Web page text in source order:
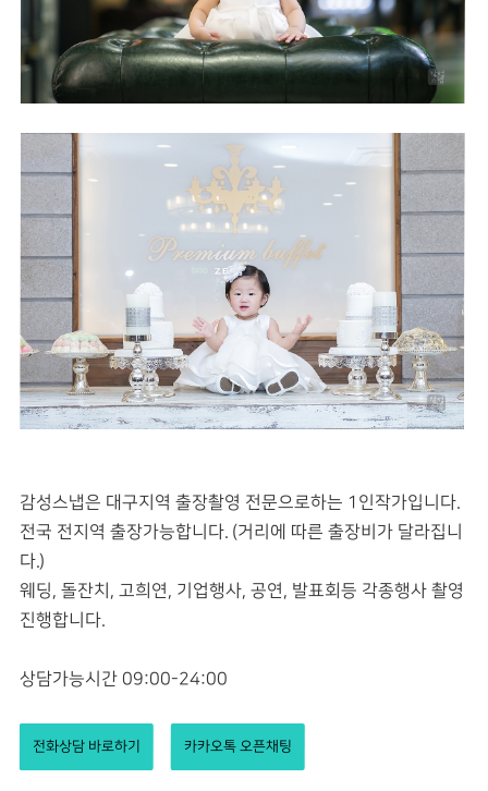
감성스냅은 대구지역 출장촬영 전문으로하는 1인작가입니다.
전국 전지역 출장가능합니다. (거리에 따른 출장비가 달라집니
다.)
웨딩, 돌잔치, 고희연, 기업행사, 공연, 발표회등 각종행사 촬영
진행합니다.
상담가능시간 09:00-24:00
전화상담 바로하기 카카오톡 오픈채팅